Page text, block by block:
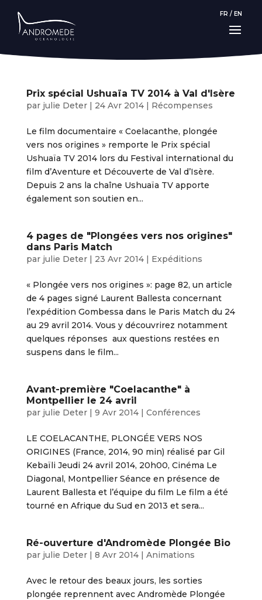
FR / EN
Prix spécial Ushuaïa TV 2014 à Val d'Isère
par julie Deter| 24 Avr 2014| Récompenses
Le film documentaire « Coelacanthe, plongée
vers nos origines » remporte le Prix spécial
Ushuaïa TV 2014 lors du Festival international du
film d’Aventure et Découverte de Val d’Isère.
Depuis 2 ans la chaîne Ushuaïa TV apporte
également son soutien en...
4 pages de "Plongées vers nos origines"
dans Paris Match
par julie Deter| 23 Avr 2014| Expéditions
« Plongée vers nos origines »: page 82, un article
de 4 pages signé Laurent Ballesta concernant
l’expédition Gombessa dans le Paris Match du 24
au 29 avril 2014. Vous y découvrirez notamment
quelques réponses aux questions restées en
suspens dans le film...
Avant-première "Coelacanthe" à
Montpellier le 24 avril
par julie Deter| 9 Avr 2014| Conférences
LE COELACANTHE, PLONGÉE VERS NOS
ORIGINES (France, 2014, 90 min) réalisé par Gil
Kebaïli Jeudi 24 avril 2014, 20h00, Cinéma Le
Diagonal, Montpellier Séance en présence de
Laurent Ballesta et l’équipe du film Le film a été
tourné en Afrique du Sud en 2013 et sera...
Ré-ouverture d'Andromède Plongée Bio
par julie Deter| 8 Avr 2014| Animations
Avec le retour des beaux jours, les sorties
plongée reprennent avec Andromède Plongée